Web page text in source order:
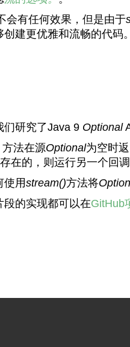
会有任何效果，但是由于
建更优雅和流畅的代码
们研究了Java 9 Optional
方法在源Optional为空时
在的，则运行另一个回
使用stream()方法将
段的实现都可以在GitHub